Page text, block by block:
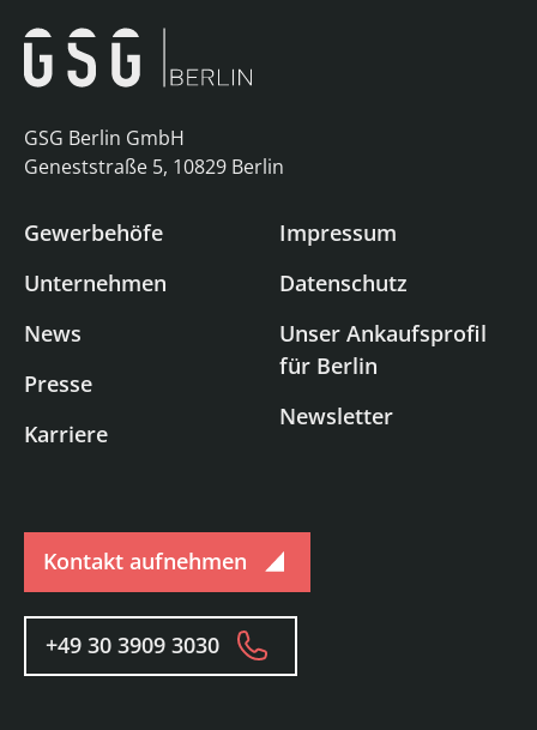
GSG Berlin GmbH
Geneststraße 5, 10829 Berlin
Gewerbehöfe
Unternehmen
News
Presse
Karriere
Impressum
Datenschutz
Unser Ankaufsprofil
für Berlin
Newsletter
Kontakt aufnehmen
+49 30 3909 3030